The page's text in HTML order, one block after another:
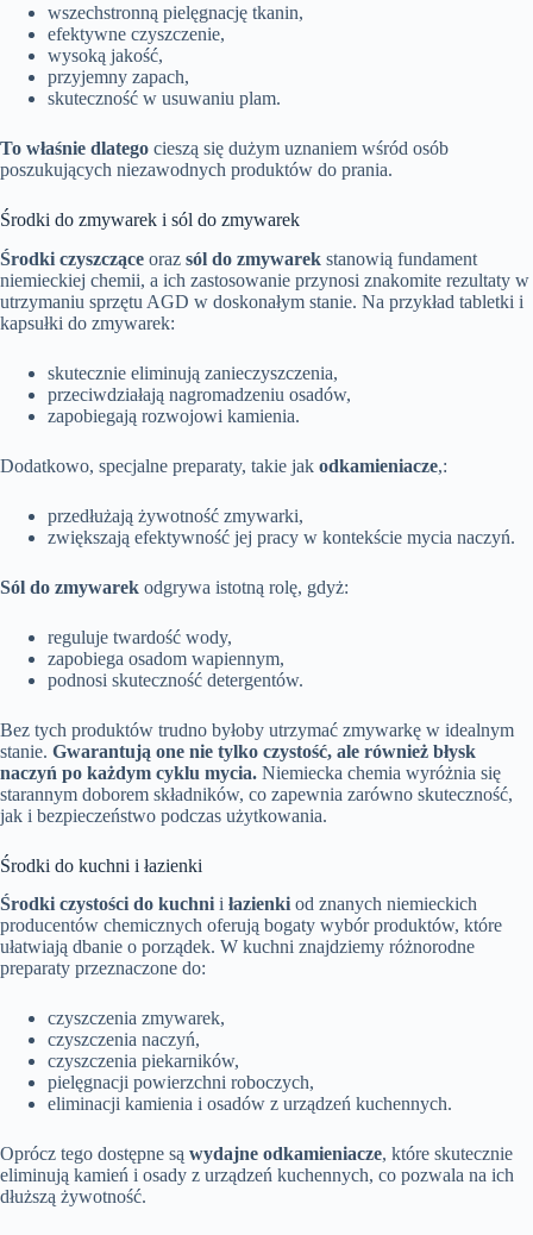
wszechstronną pielęgnację tkanin,
efektywne czyszczenie,
wysoką jakość,
przyjemny zapach,
skuteczność w usuwaniu plam.
To właśnie dlatego cieszą się dużym uznaniem wśród osób
poszukujących niezawodnych produktów do prania.
Środki do zmywarek i sól do zmywarek
Środki czyszczące oraz sól do zmywarek stanowią fundament
niemieckiej chemii, a ich zastosowanie przynosi znakomite rezultaty w
utrzymaniu sprzętu AGD w doskonałym stanie. Na przykład tabletki i
kapsułki do zmywarek:
skutecznie eliminują zanieczyszczenia,
przeciwdziałają nagromadzeniu osadów,
zapobiegają rozwojowi kamienia.
Dodatkowo, specjalne preparaty, takie jak odkamieniacze,:
przedłużają żywotność zmywarki,
zwiększają efektywność jej pracy w kontekście mycia naczyń.
Sól do zmywarek odgrywa istotną rolę, gdyż:
reguluje twardość wody,
zapobiega osadom wapiennym,
podnosi skuteczność detergentów.
Bez tych produktów trudno byłoby utrzymać zmywarkę w idealnym
stanie. Gwarantują one nie tylko czystość, ale również błysk
naczyń po każdym cyklu mycia. Niemiecka chemia wyróżnia się
starannym doborem składników, co zapewnia zarówno skuteczność,
jak i bezpieczeństwo podczas użytkowania.
Środki do kuchni i łazienki
Środki czystości do kuchni i łazienki od znanych niemieckich
producentów chemicznych oferują bogaty wybór produktów, które
ułatwiają dbanie o porządek. W kuchni znajdziemy różnorodne
preparaty przeznaczone do:
czyszczenia zmywarek,
czyszczenia naczyń,
czyszczenia piekarników,
pielęgnacji powierzchni roboczych,
eliminacji kamienia i osadów z urządzeń kuchennych.
Oprócz tego dostępne są wydajne odkamieniacze, które skutecznie
eliminują kamień i osady z urządzeń kuchennych, co pozwala na ich
dłuższą żywotność.